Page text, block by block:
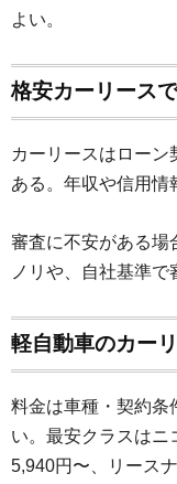
よい。
格安カーリース
カーリースはロー
ある。年収や信用情
審査に不安がある場
ノリや、自社基準で
軽自動車のカー
料金は車種・契約条
い。最安クラスはニ
5,940円〜、リース